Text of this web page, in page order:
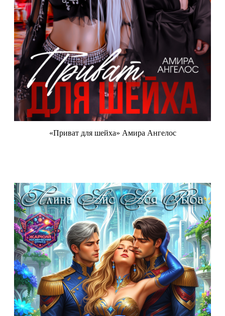
«Приват для шейха» Амира Ангелос